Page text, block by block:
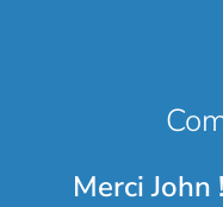
Merci John